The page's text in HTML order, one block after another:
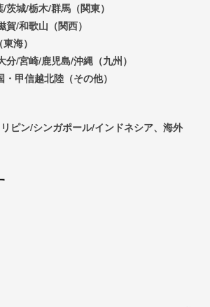
城/栃木/群馬（関東）
/和歌山（関西）
海）
/宮崎/鹿児島/沖縄（九州）
甲信越北陸（その他）
ピン/シンガポール/インドネシア、海外